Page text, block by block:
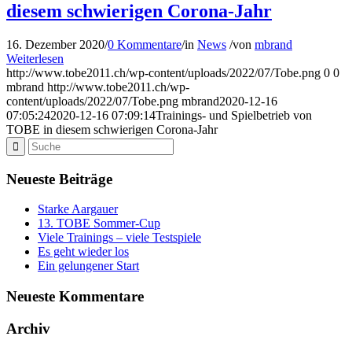
diesem schwierigen Corona-Jahr
16. Dezember 2020/0 Kommentare/in News /von mbrand
Weiterlesen
http://www.tobe2011.ch/wp-content/uploads/2022/07/Tobe.png 0 0
mbrand http://www.tobe2011.ch/wp-
content/uploads/2022/07/Tobe.png mbrand2020-12-16
07:05:242020-12-16 07:09:14Trainings- und Spielbetrieb von
TOBE in diesem schwierigen Corona-Jahr
Neueste Beiträge
Starke Aargauer
13. TOBE Sommer-Cup
Viele Trainings – viele Testspiele
Es geht wieder los
Ein gelungener Start
Neueste Kommentare
Archiv